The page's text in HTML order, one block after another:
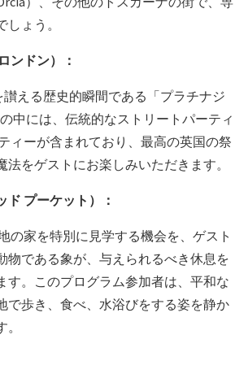
ょう。
ンドン）：
える歴史的瞬間である「プラチナジ
中には、伝統的なストリートパーティ
ィーが含まれており、最高の英国の祭
をゲストにお楽しみいただきます。
プーケット）：
の家を特別に見学する機会を、ゲスト
物である象が、与えられるべき休息を
。このプログラム参加者は、平和な
で歩き、食べ、水浴びをする姿を静か